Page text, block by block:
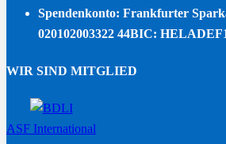
Spendenkonto: Frankfurter
020102003322 44BIC:
WIR SIND MITGLIED
ASF International